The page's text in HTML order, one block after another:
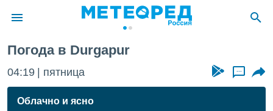
о
Погода в Durgapur
04:19 пятница ...
Облачно и ясно